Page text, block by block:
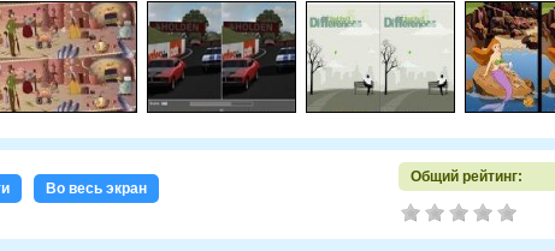
Во весь экран
Общий рейтинг: